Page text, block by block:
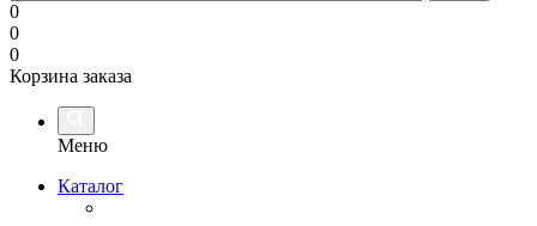
0
0
0
Корзина заказа
Меню
Каталог